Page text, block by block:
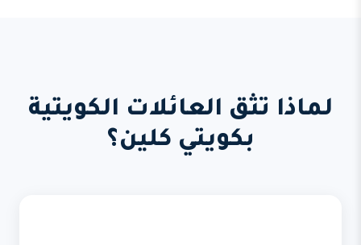
لماذا تثق العائلات الكويتية
بكويتي كلين؟